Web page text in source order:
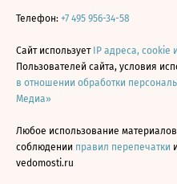
Телефон: +7 495 956-34-58
Сайт использует IP адреса,
Пользователей сайта, условия
в отношении обработки
Медиа»
Любое использование материалов
соблюдении правил перепечатки
vedomosti.ru